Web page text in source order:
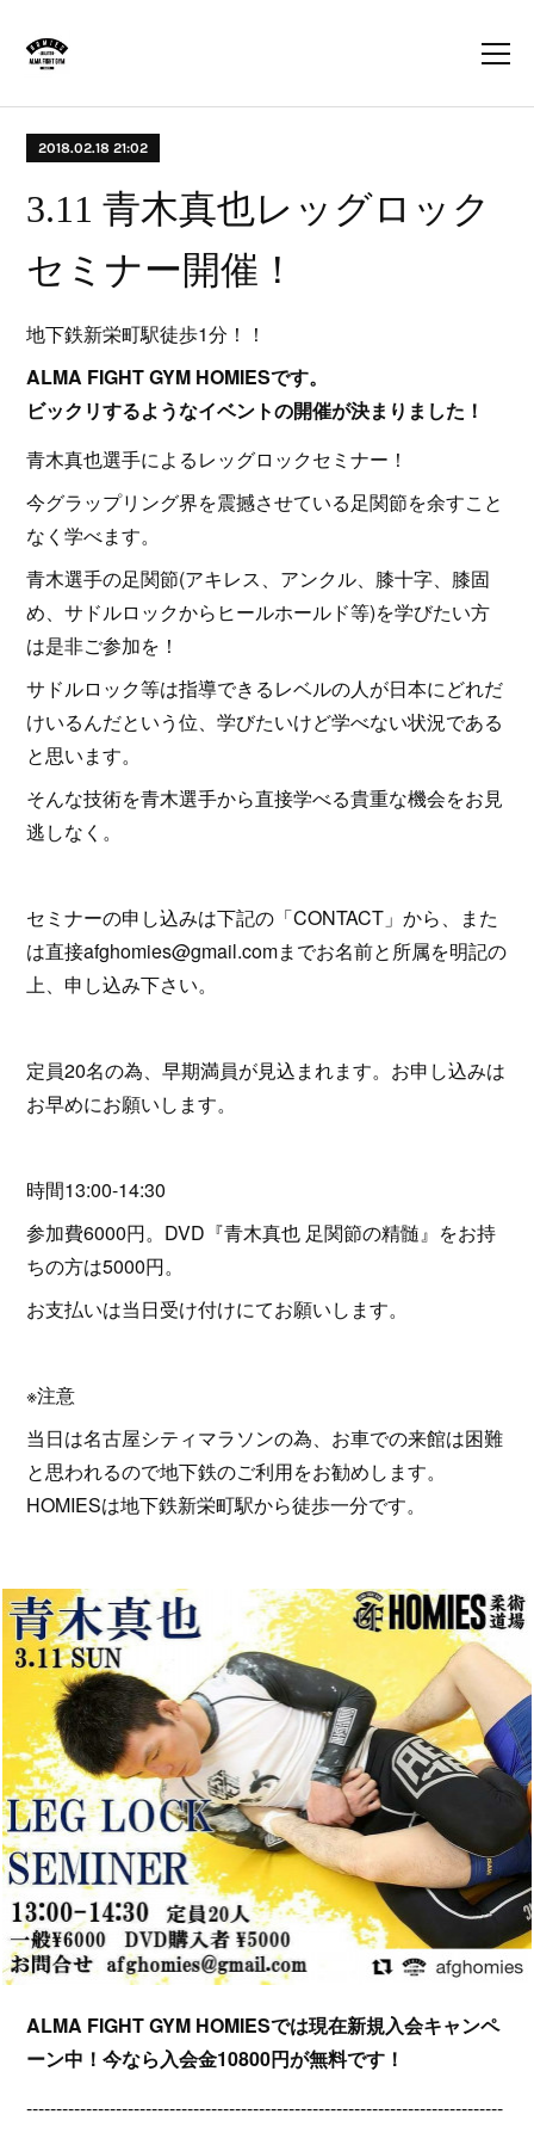
2018.02.18 21:02
3.11 青木真也レッグロック
セミナー開催！
地下鉄新栄町駅徒歩1分！！
ALMA FIGHT GYM HOMIESです。
ビックリするようなイベントの開催が決まりました！
青木真也選手によるレッグロックセミナー！
今グラップリング界を震撼させている足関節を余すこと
なく学べます。
青木選手の足関節(アキレス、アンクル、膝十字、膝固
め、サドルロックからヒールホールド等)を学びたい方
は是非ご参加を！
サドルロック等は指導できるレベルの人が日本にどれだ
けいるんだという位、学びたいけど学べない状況である
と思います。
そんな技術を青木選手から直接学べる貴重な機会をお見
逃しなく。
セミナーの申し込みは下記の「CONTACT」から、また
は直接afghomies@gmail.comまでお名前と所属を明記の
上、申し込み下さい。
定員20名の為、早期満員が見込まれます。お申し込みは
お早めにお願いします。
時間13:00-14:30
参加費6000円。DVD『青木真也 足関節の精髄』をお持
ちの方は5000円。
お支払いは当日受け付けにてお願いします。
※注意
当日は名古屋シティマラソンの為、お車での来館は困難
と思われるので地下鉄のご利用をお勧めします。
HOMIESは地下鉄新栄町駅から徒歩一分です。
ALMA FIGHT GYM HOMIESでは現在新規入会キャンペ
ーン中！今なら入会金10800円が無料です！
--------------------------------------------------------------------------------